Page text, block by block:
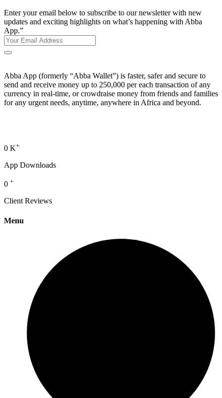
Enter your email below to subscribe to our newsletter with new
updates and exciting highlights on what’s happening with Abba
App.”
Abba App (formerly “Abba Wallet”) is faster, safer and secure to
send and receive money up to 250,000 per each transaction of any
currency in real-time, or crowdraise money from friends and families
for any urgent needs, anytime, anywhere in Africa and beyond.
0 K+
App Downloads
0 +
Client Reviews
Menu